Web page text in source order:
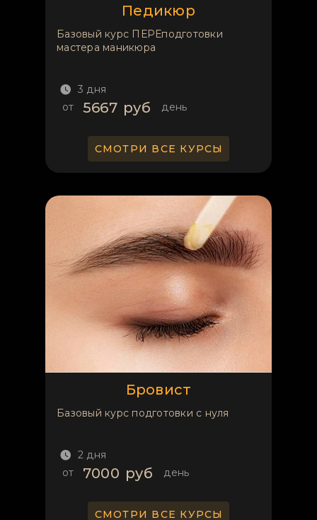
Педикюр
Базовый курс ПЕРЕподготовки
мастера маникюра
3 дня
от
5667 руб день
СМОТРИ ВСЕ КУРСЫ
Бровист
Базовый курс подготовки с нуля
2 дня
от
7000 руб день
СМОТРИ ВСЕ КУРСЫ